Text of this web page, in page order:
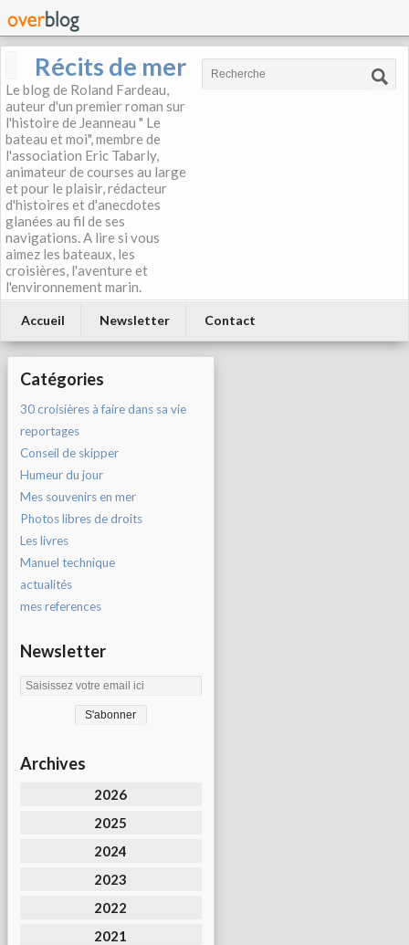
Récits de mer
Le blog de Roland Fardeau,
auteur d'un premier roman sur
l'histoire de Jeanneau " Le
bateau et moi", membre de
l'association Eric Tabarly,
animateur de courses au large
et pour le plaisir, rédacteur
d'histoires et d'anecdotes
glanées au fil de ses
navigations. A lire si vous
aimez les bateaux, les
croisières, l'aventure et
l'environnement marin.
Accueil Newsletter Contact
Catégories
30 croisières à faire dans sa vie
reportages
Conseil de skipper
Humeur du jour
Mes souvenirs en mer
Photos libres de droits
Les livres
Manuel technique
actualités
mes references
Newsletter
Archives
2026
2025
2024
2023
2022
2021